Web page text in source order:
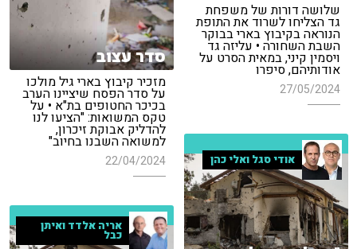
שלושה דורות של משפחת
גד הצליחו לשרוד את התופת
הנוראה בקיבוץ בארי בבוקר
השבת השחורה • עליזה גד
ויסמין קיני, במאית הסרט על
אודותיהם, סיפרו
27/05/2024
סדר עצוב
מזכיר קיבוץ בארי גיל מולכו
על סדר הפסח שיציינו הערב
בכיכר החטופים בת"א • על
טקס המשואות: "הציעו לנו
להדליק אבוקת זיכרון,
למשואה השבנו בחיוב"
22/04/2024 אודי סגל ואלי כהן
אריה אלדד ואיתן
כבל